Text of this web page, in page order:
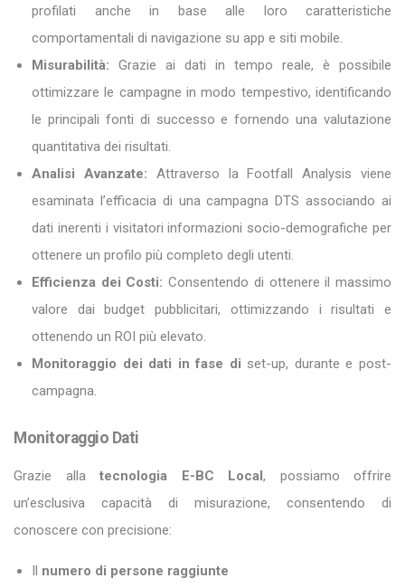
profilati anche in base alle loro caratteristiche
comportamentali di navigazione su app e siti mobile.
Misurabilità: Grazie ai dati in tempo reale, è possibile
ottimizzare le campagne in modo tempestivo, identificando
le principali fonti di successo e fornendo una valutazione
quantitativa dei risultati.
Analisi Avanzate: Attraverso la Footfall Analysis viene
esaminata l’efficacia di una campagna DTS associando ai
dati inerenti i visitatori informazioni socio-demografiche per
ottenere un profilo più completo degli utenti.
Efficienza dei Costi:Consentendo di ottenere il massimo
valore dai budget pubblicitari, ottimizzando i risultati e
ottenendo un ROI più elevato.
Monitoraggio dei dati in fase di set-up, durante e post-
campagna.
Monitoraggio Dati
Grazie alla tecnologia E-BC Local, possiamo offrire
un’esclusiva capacità di misurazione, consentendo di
conoscere con precisione:
Il numero di persone raggiunte